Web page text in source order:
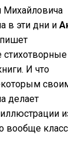
Михайловича
в эти дни и
И что
делает
вообще